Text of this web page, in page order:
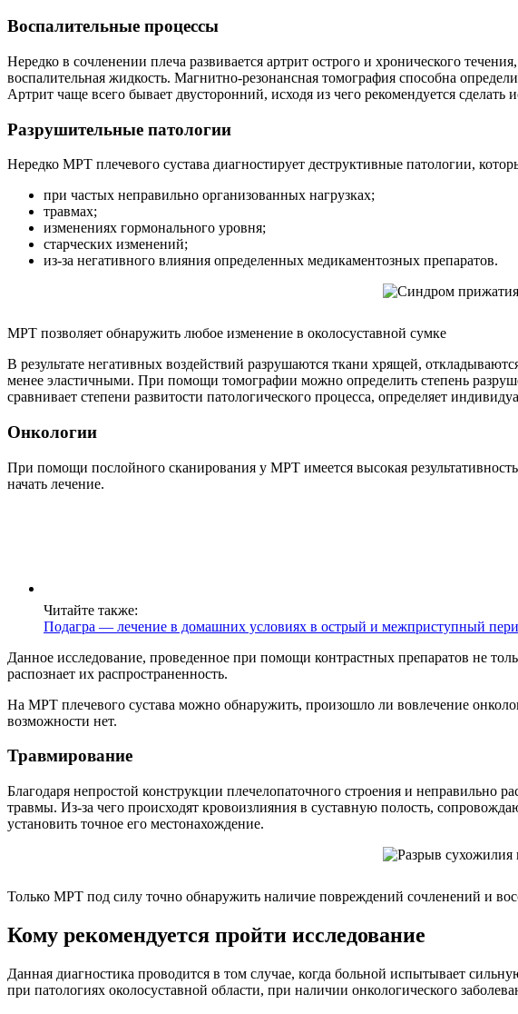
Воспалительные процессы
Нередко в сочленении плеча развивается артрит острого и хронического
воспалительная жидкость. Магнитно-резонансная томография способна
Артрит чаще всего бывает двусторонний, исходя из чего рекомендуется сделать
Разрушительные патологии
Нередко МРТ плечевого сустава диагностирует деструктивные патологии,
при частых неправильно организованных нагрузках;
травмах;
изменениях гормонального уровня;
старческих изменений;
из-за негативного влияния определенных медикаментозных препаратов.
МРТ позволяет обнаружить любое изменение в околосуставной сумке
В результате негативных воздействий разрушаются ткани хрящей,
менее эластичными. При помощи томографии можно определить степень
сравнивает степени развитости патологического процесса, определяет
Онкологии
При помощи послойного сканирования у МРТ имеется высокая
начать лечение.
Читайте также:
Подагра — лечение в домашних условиях в острый и межприступный
Данное исследование, проведенное при помощи контрастных препаратов не
распознает их распространенность.
На МРТ плечевого сустава можно обнаружить, произошло ли вовлечение
возможности нет.
Травмирование
Благодаря непростой конструкции плечелопаточного строения и
травмы. Из-за чего происходят кровоизлияния в суставную полость,
установить точное его местонахождение.
Только МРТ под силу точно обнаружить наличие повреждений сочленений и
Кому рекомендуется пройти исследование
Данная диагностика проводится в том случае, когда больной испытывает
при патологиях околосуставной области, при наличии онкологического